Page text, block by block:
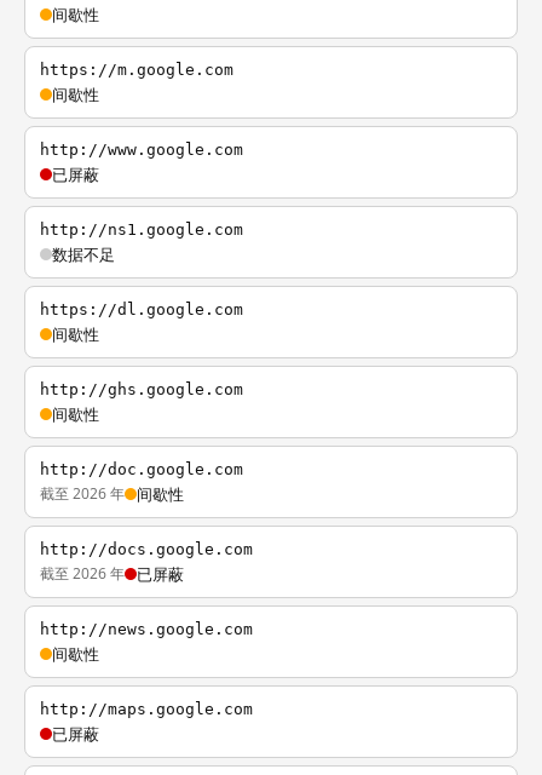
间歇性
https://m.google.com
间歇性
http://www.google.com
已屏蔽
http://ns1.google.com
数据不足
https://dl.google.com
间歇性
http://ghs.google.com
间歇性
http://doc.google.com
截至 2026 年 间歇性
http://docs.google.com
截至 2026 年 已屏蔽
http://news.google.com
间歇性
http://maps.google.com
已屏蔽